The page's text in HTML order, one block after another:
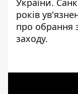
України.
років
про обрання
заходу.